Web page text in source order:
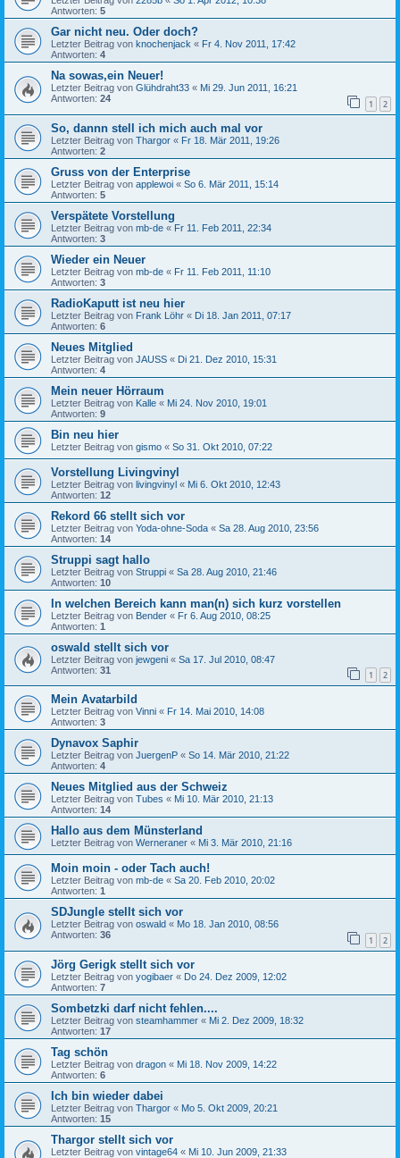
Antworten: 5
Gar nicht neu. Oder doch?
Letzter Beitrag von knochenjack « Fr 4. Nov 2011, 17:42
Antworten: 4
Na sowas,ein Neuer!
Letzter Beitrag von Glühdraht33 « Mi 29. Jun 2011, 16:21
Antworten: 24 1 2
So, dannn stell ich mich auch mal vor
Letzter Beitrag von Thargor « Fr 18. Mär 2011, 19:26
Antworten: 2
Gruss von der Enterprise
Letzter Beitrag von applewoi « So 6. Mär 2011, 15:14
Antworten: 5
Verspätete Vorstellung
Letzter Beitrag von mb-de « Fr 11. Feb 2011, 22:34
Antworten: 3
Wieder ein Neuer
Letzter Beitrag von mb-de « Fr 11. Feb 2011, 11:10
Antworten: 3
RadioKaputt ist neu hier
Letzter Beitrag von Frank Löhr « Di 18. Jan 2011, 07:17
Antworten: 6
Neues Mitglied
Letzter Beitrag von JAUSS « Di 21. Dez 2010, 15:31
Antworten: 4
Mein neuer Hörraum
Letzter Beitrag von Kalle « Mi 24. Nov 2010, 19:01
Antworten: 9
Bin neu hier
Letzter Beitrag von gismo « So 31. Okt 2010, 07:22
Vorstellung Livingvinyl
Letzter Beitrag von livingvinyl « Mi 6. Okt 2010, 12:43
Antworten: 12
Rekord 66 stellt sich vor
Letzter Beitrag von Yoda-ohne-Soda « Sa 28. Aug 2010, 23:56
Antworten: 14
Struppi sagt hallo
Letzter Beitrag von Struppi « Sa 28. Aug 2010, 21:46
Antworten: 10
In welchen Bereich kann man(n) sich kurz vorstellen
Letzter Beitrag von Bender « Fr 6. Aug 2010, 08:25
Antworten: 1
oswald stellt sich vor
Letzter Beitrag von jewgeni « Sa 17. Jul 2010, 08:47
Antworten: 31 1 2
Mein Avatarbild
Letzter Beitrag von Vinni « Fr 14. Mai 2010, 14:08
Antworten: 3
Dynavox Saphir
Letzter Beitrag von JuergenP « So 14. Mär 2010, 21:22
Antworten: 4
Neues Mitglied aus der Schweiz
Letzter Beitrag von Tubes « Mi 10. Mär 2010, 21:13
Antworten: 14
Hallo aus dem Münsterland
Letzter Beitrag von Werneraner « Mi 3. Mär 2010, 21:16
Moin moin - oder Tach auch!
Letzter Beitrag von mb-de « Sa 20. Feb 2010, 20:02
Antworten: 1
SDJungle stellt sich vor
Letzter Beitrag von oswald « Mo 18. Jan 2010, 08:56
Antworten: 36 1 2
Jörg Gerigk stellt sich vor
Letzter Beitrag von yogibaer « Do 24. Dez 2009, 12:02
Antworten: 7
Sombetzki darf nicht fehlen....
Letzter Beitrag von steamhammer « Mi 2. Dez 2009, 18:32
Antworten: 17
Tag schön
Letzter Beitrag von dragon « Mi 18. Nov 2009, 14:22
Antworten: 6
Ich bin wieder dabei
Letzter Beitrag von Thargor « Mo 5. Okt 2009, 20:21
Antworten: 15
Thargor stellt sich vor
Letzter Beitrag von vintage64 « Mi 10. Jun 2009, 21:33